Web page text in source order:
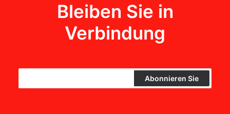
Bleiben Sie in
Verbindung